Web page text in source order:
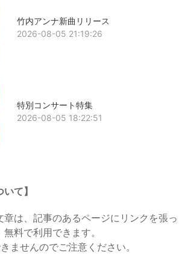
竹内アンナ新曲リリース
2026-08-05 21:19:26
特別コンサート特集
2026-08-05 18:22:51
て】
章は、記事のあるページにリンクを張っ
料で利用できます。
ませんのでご注意ください。